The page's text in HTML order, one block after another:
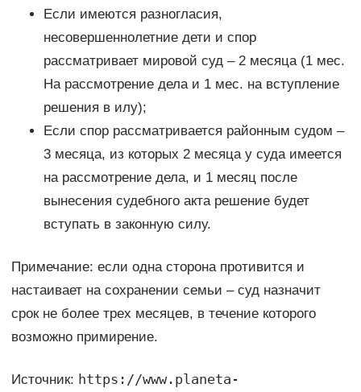
Если имеются разногласия,
несовершеннолетние дети и спор
рассматривает мировой суд – 2 месяца (1 мес.
На рассмотрение дела и 1 мес. на вступление
решения в илу);
Если спор рассматривается районным судом –
3 месяца, из которых 2 месяца у суда имеется
на рассмотрение дела, и 1 месяц после
вынесения судебного акта решение будет
вступать в законную силу.
Примечание: если одна сторона противится и
настаивает на сохранении семьи – суд назначит
срок не более трех месяцев, в течение которого
возможно примирение.
Источник: https://www.planeta-